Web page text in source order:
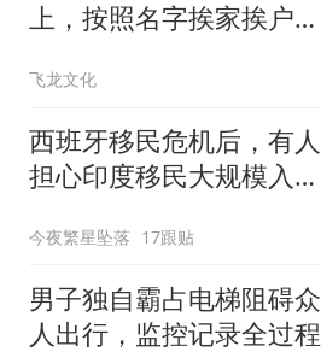
上，按照名字挨家挨户去
飞龙文化
西班牙移民危机后，有人
担心印度移民大规模入侵
今夜繁星坠落 17跟贴
男子独自霸占电梯阻碍众
人出行，监控记录全过程